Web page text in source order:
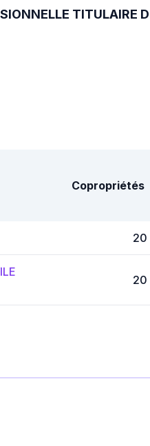
TITULAIRE
Copropriétés
20
20